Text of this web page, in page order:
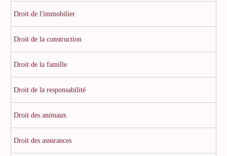
Droit de l'immobilier
Droit de la construction
Droit de la famille
Droit de la responsabilité
Droit des animaux
Droit des assurances